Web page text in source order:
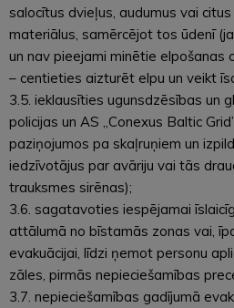
salocītus dvieļus, audumus vai
materiālus, samērcējot tos ūdenī
un nav pieejami minētie elpošanas
– centieties aizturēt elpu un veikt
3.5. ieklausīties ugunsdzēsības un
policijas un AS „Conexus Baltic
paziņojumos pa skaļruņiem un
iedzīvotājus par avāriju vai tās
trauksmes sirēnas);
3.6. sagatavoties iespējamai
attālumā no bīstamās zonas vai,
evakuācijai, līdzi ņemot personu
zāles, pirmās nepieciešamības
3.7. nepieciešamības gadījumā